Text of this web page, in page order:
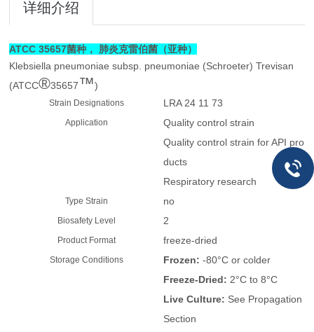
详细介绍
ATCC 35657菌种， 肺炎克雷伯菌（亚种）
Klebsiella pneumoniae subsp. pneumoniae (Schroeter) Trevisan
(ATCC®35657™)
Strain Designations LRA 24 11 73
Application
Quality control strain
Quality control strain for API pro
ducts
Respiratory research
Type Strain no
Biosafety Level 2
Product Format freeze-dried
Storage Conditions Frozen: -80°C or colder
Freeze-Dried: 2°C to 8°C
Live Culture: See Propagation
Section